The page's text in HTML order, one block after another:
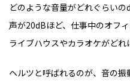
どのような音量がどれぐらい
声が20dBほど、仕事中のオフ
ライブハウスやカラオケがどれ
ヘルツと呼ばれるのが、音の